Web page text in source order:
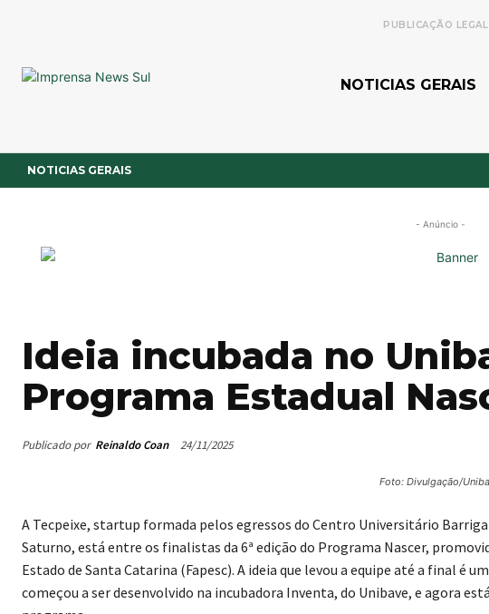
PUBLICAÇÃO
NOTICIAS GERAIS
NOTICIAS GERAIS
- Anúncio -
Ideia incubada no
Programa Estadual
Publicado por Reinaldo Coan 24/11/2025
Foto: Divulgação/
A Tecpeixe, startup formada pelos egressos do Centro Universitário
Saturno, está entre os finalistas da 6ª edição do Programa Nascer,
Estado de Santa Catarina (Fapesc). A ideia que levou a equipe até a final é
começou a ser desenvolvido na incubadora Inventa, do Unibave, e agora